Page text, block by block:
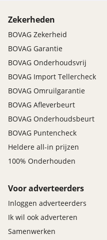
Zekerheden
BOVAG Zekerheid
BOVAG Garantie
BOVAG Onderhoudsvrij
BOVAG Import Tellercheck
BOVAG Omruilgarantie
BOVAG Afleverbeurt
BOVAG Onderhoudsbeurt
BOVAG Puntencheck
Heldere all-in prijzen
100% Onderhouden
Voor adverteerders
Inloggen adverteerders
Ik wil ook adverteren
Samenwerken